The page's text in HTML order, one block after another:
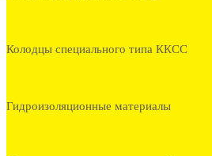
Колодцы специального типа ККСС
Гидроизоляционные материалы